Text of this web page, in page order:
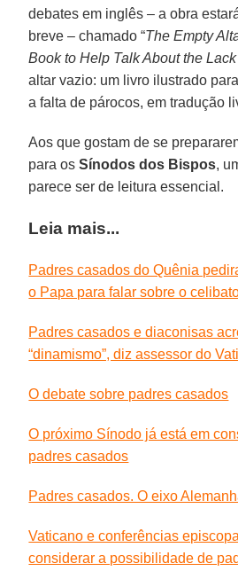
debates em inglês – a obra
breve – chamado “The Empty
Book to Help Talk About the
altar vazio: um livro ilustrado
a falta de párocos, em tradução
Aos que gostam de se
para osSínodos dos Bispos,
parece ser de leitura essencial.
Leia mais...
Padres casados do Quênia
o Papa para falar sobre o
Padres casados e diaconisas
“dinamismo”, diz assessor do
O debate sobre padres casados
O próximo Sínodo já está em
padres casados
Padres casados. O eixo
Vaticano e conferências
considerar a possibilidade de